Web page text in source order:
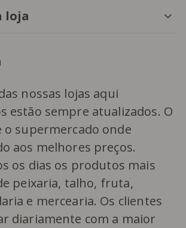
loja
nossas lojas aqui
estão sempre atualizados. O
o supermercado onde
aos melhores preços.
os dias os produtos mais
peixaria, talho, fruta,
e mercearia. Os clientes
diariamente com a maior